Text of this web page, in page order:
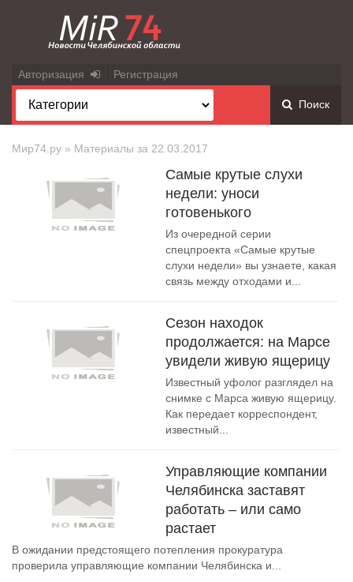
Авторизация Регистрация
Поиск
Мир74.ру » Материалы за 22.03.2017
Самые крутые слухи
недели: уноси
готовенького
Из очередной серии
спецпроекта «Самые крутые
слухи недели» вы узнаете, какая
связь между отходами и...
Сезон находок
продолжается: на Марсе
увидели живую ящерицу
Известный уфолог разглядел на
снимке с Марса живую ящерицу.
Как передает корреспондент,
известный...
Управляющие компании
Челябинска заставят
работать – или само
растает
В ожидании предстоящего потепления прокуратура
проверила управляющие компании Челябинска и...